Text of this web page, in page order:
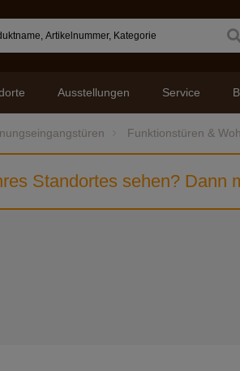
Service
Ausstellungen
Funktionstüren &
Standortes sehen? Dann